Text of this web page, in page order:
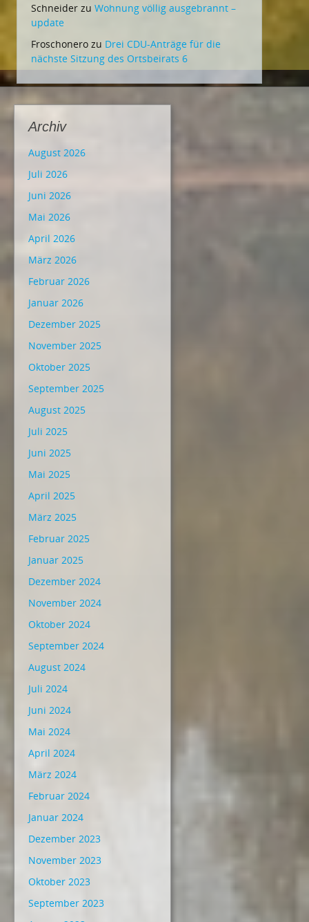
Schneider zu Wohnung völlig ausgebrannt –
update
Froschonero zu Drei CDU-Anträge für die
nächste Sitzung des Ortsbeirats 6
Archiv
August 2026
Juli 2026
Juni 2026
Mai 2026
April 2026
März 2026
Februar 2026
Januar 2026
Dezember 2025
November 2025
Oktober 2025
September 2025
August 2025
Juli 2025
Juni 2025
Mai 2025
April 2025
März 2025
Februar 2025
Januar 2025
Dezember 2024
November 2024
Oktober 2024
September 2024
August 2024
Juli 2024
Juni 2024
Mai 2024
April 2024
März 2024
Februar 2024
Januar 2024
Dezember 2023
November 2023
Oktober 2023
September 2023